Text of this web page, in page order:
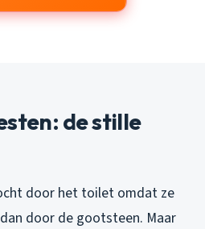
de stille
door het toilet omdat ze
door de gootsteen. Maar